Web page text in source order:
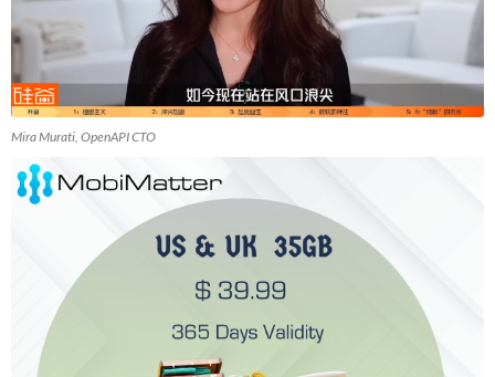
Mira Murati, OpenAPI CTO